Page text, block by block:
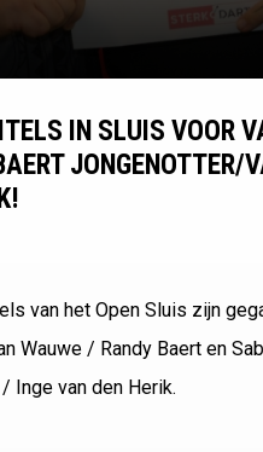
IN SLUIS VOOR
JONGENOTTER/
van het Open Sluis zijn
Wauwe / Randy Baert en
Inge van den Herik.